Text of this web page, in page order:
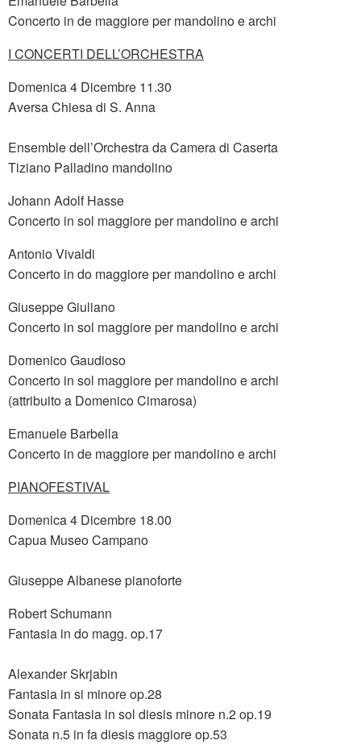
Concerto in de maggiore per mandolino e archi
I CONCERTI DELL’ORCHESTRA
Domenica 4 Dicembre 11.30
Aversa Chiesa di S. Anna
Ensemble dell’Orchestra da Camera di Caserta
Tiziano Palladino mandolino
Johann Adolf Hasse
Concerto in sol maggiore per mandolino e archi
Antonio Vivaldi
Concerto in do maggiore per mandolino e archi
Giuseppe Giuliano
Concerto in sol maggiore per mandolino e archi
Domenico Gaudioso
Concerto in sol maggiore per mandolino e archi
(attribuito a Domenico Cimarosa)
Emanuele Barbella
Concerto in de maggiore per mandolino e archi
PIANOFESTIVAL
Domenica 4 Dicembre 18.00
Capua Museo Campano
Giuseppe Albanese pianoforte
Robert Schumann
Fantasia in do magg. op.17
Alexander Skrjabin
Fantasia in si minore op.28
Sonata Fantasia in sol diesis minore n.2 op.19
Sonata n.5 in fa diesis maggiore op.53